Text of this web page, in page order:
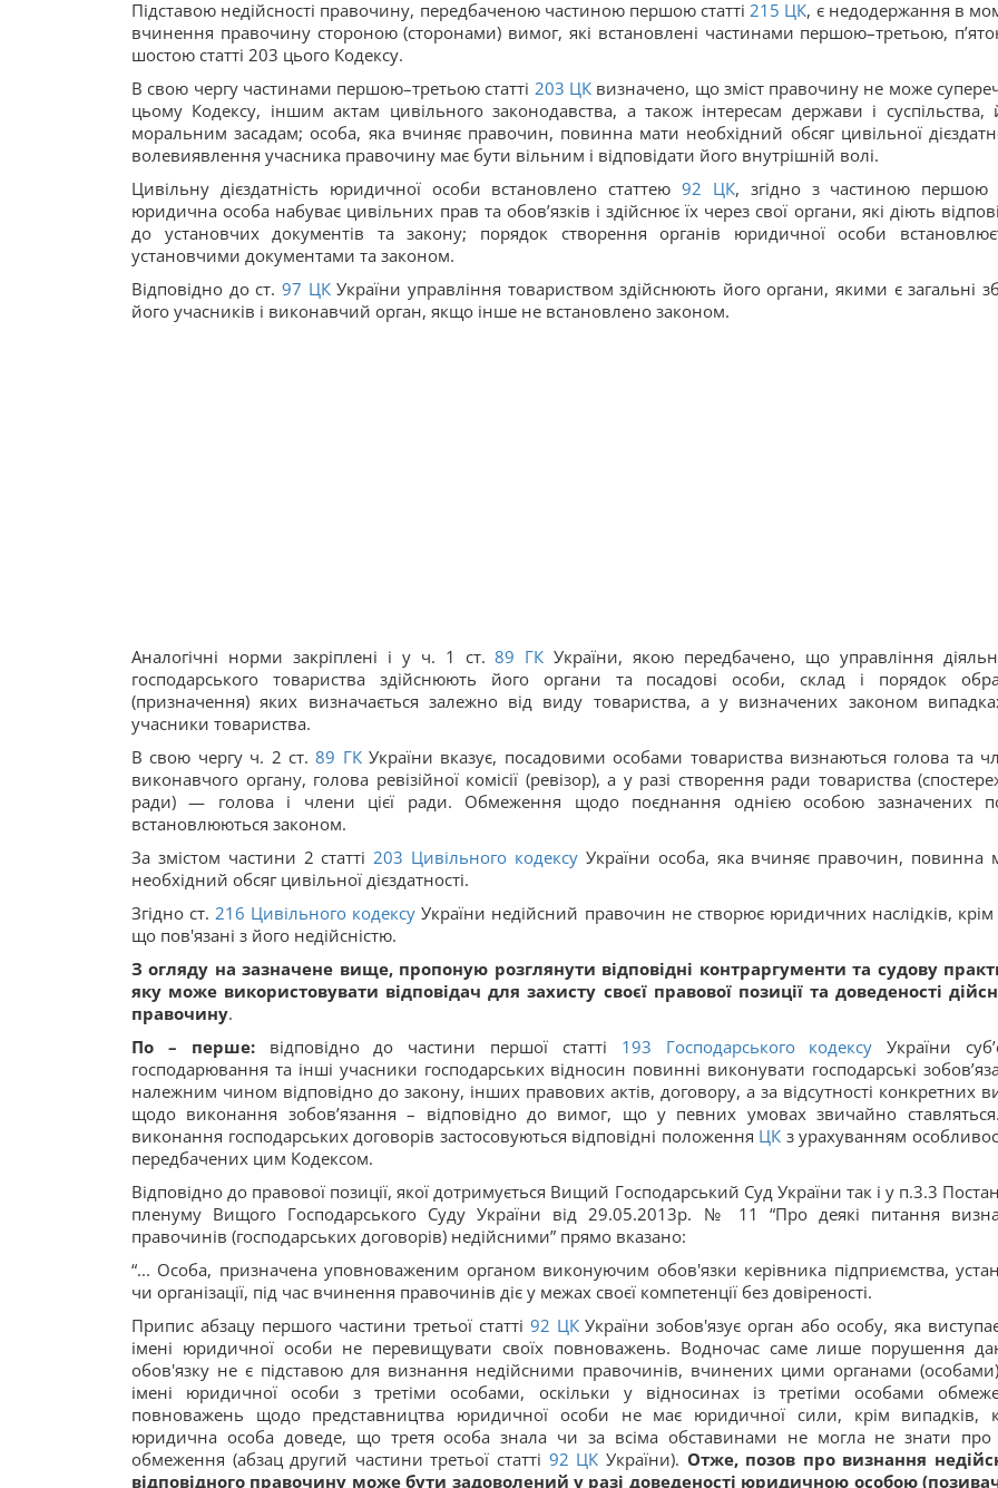
Підставою недійсності правочину, передбаченою частиною першою статті 215 ЦК, є недодержання в
вчинення правочину стороною (сторонами) вимог, які встановлені частинами першою–третьою,
шостою статті 203 цього Кодексу.
В свою чергу частинами першою–третьою статті 203 ЦК визначено, що зміст правочину не може
цьому Кодексу, іншим актам цивільного законодавства, а також інтересам держави і суспільства,
моральним засадам; особа, яка вчиняє правочин, повинна мати необхідний обсяг цивільної
волевиявлення учасника правочину має бути вільним і відповідати його внутрішній волі.
Цивільну дієздатність юридичної особи встановлено статтею 92 ЦК, згідно з частиною першою
юридична особа набуває цивільних прав та обов’язків і здійснює їх через свої органи, які діють
до установчих документів та закону; порядок створення органів юридичної особи
установчими документами та законом.
Відповідно до ст. 97 ЦКУкраїни управління товариством здійснюють його органи, якими є загальні
його учасників і виконавчий орган, якщо інше не встановлено законом.
Аналогічні норми закріплені і у ч. 1 ст. 89 ГК України, якою передбачено, що управління
господарського товариства здійснюють його органи та посадові особи, склад і порядок
(призначення) яких визначається залежно від виду товариства, а у визначених законом
учасники товариства.
В свою чергу ч. 2 ст. 89 ГКУкраїни вказує, посадовими особами товариства визнаються голова та
виконавчого органу, голова ревізійної комісії (ревізор), а у разі створення ради товариства
ради) — голова і члени цієї ради. Обмеження щодо поєднання однією особою зазначених
встановлюються законом.
За змістом частини 2 статті 203 Цивільного кодексу України особа, яка вчиняє правочин, повинна
необхідний обсяг цивільної дієздатності.
Згідно ст. 216 Цивільного кодексу України недійсний правочин не створює юридичних наслідків, крім
що пов'язані з його недійсністю.
З огляду на зазначене вище, пропоную розглянути відповідні контраргументи та судову
яку може використовувати відповідач для захисту своєї правової позиції та доведеності
правочину.
По – перше:відповідно до частини першої статті 193 Господарського кодексу України
господарювання та інші учасники господарських відносин повинні виконувати господарські
належним чином відповідно до закону, інших правових актів, договору, а за відсутності конкретних
щодо виконання зобов’язання – відповідно до вимог, що у певних умовах звичайно
виконання господарських договорів застосовуються відповідні положення ЦК з урахуванням
передбачених цим Кодексом.
Відповідно до правової позиції, якої дотримується Вищий Господарський Суд України так і у п.3.3
пленуму Вищого Господарського Суду України від 29.05.2013р. № 11 “Про деякі питання
правочинів (господарських договорів) недійсними” прямо вказано:
“... Особа, призначена уповноваженим органом виконуючим обов'язки керівника підприємства,
чи організації, під час вчинення правочинів діє у межах своєї компетенції без довіреності.
Припис абзацу першого частини третьої статті 92 ЦКУкраїни зобов'язує орган або особу, яка
імені юридичної особи не перевищувати своїх повноважень. Водночас саме лише порушення
обов'язку не є підставою для визнання недійсними правочинів, вчинених цими органами
імені юридичної особи з третіми особами, оскільки у відносинах із третіми особами
повноважень щодо представництва юридичної особи не має юридичної сили, крім випадків,
юридична особа доведе, що третя особа знала чи за всіма обставинами не могла не знати про
обмеження (абзац другий частини третьої статті 92 ЦК України). Отже, позов про визнання
відповідного правочину може бути задоволений у разі доведеності юридичною особою